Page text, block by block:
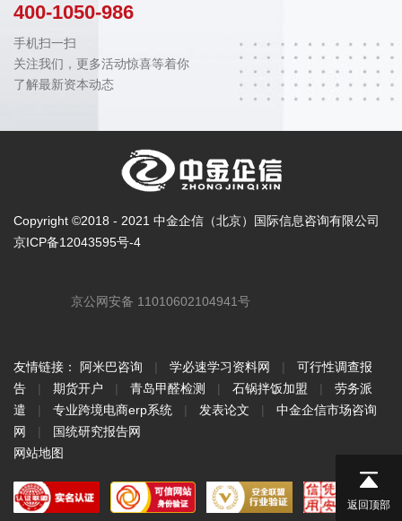
400-1050-986
手机扫一扫
关注我们，更多活动惊喜等着你
了解最新资本动态
Copyright ©2018 - 2021 中金企信（北京）国际信息咨询有限公司
京ICP备12043595号-4
京公网安备 11010602104941号
友情链接： 阿米巴咨询 | 学必速学习资料网 |
可行性调查报
告
| 期货开户 | 青岛甲醛检测 | 石锅拌饭加盟 |
劳务派
遣
| 专业跨境电商erp系统 | 发表论文 |
中金企信市场咨询
网
|
国统研究报告网
网站地图
返回顶部